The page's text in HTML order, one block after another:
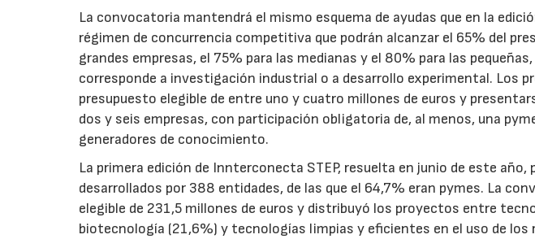
La convocatoria mantendrá el mismo esquema de ayudas que en la
régimen de concurrencia competitiva que podrán alcanzar el 65% del
grandes empresas, el 75% para las medianas y el 80% para las
corresponde a investigación industrial o a desarrollo experimental. Los
presupuesto elegible de entre uno y cuatro millones de euros y
dos y seis empresas, con participación obligatoria de, al menos, una
generadores de conocimiento.
La primera edición de Innterconecta STEP, resuelta en junio de este
desarrollados por 388 entidades, de las que el 64,7% eran pymes. La
elegible de 231,5 millones de euros y distribuyó los proyectos entre
biotecnología (21,6%) y tecnologías limpias y eficientes en el uso de los